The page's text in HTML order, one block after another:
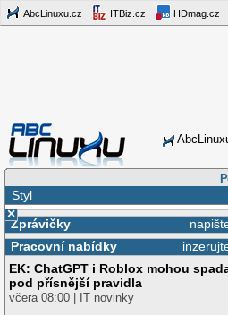
AbcLinuxu.cz ITBiz.cz HDmag.cz
Styl
×
Zprávičky
Pracovní nabídky
EK: ChatGPT i Roblox mohou
pod přísnější pravidla
včera 08:00 | IT novinky